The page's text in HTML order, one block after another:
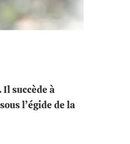
succède à
l’égide de la